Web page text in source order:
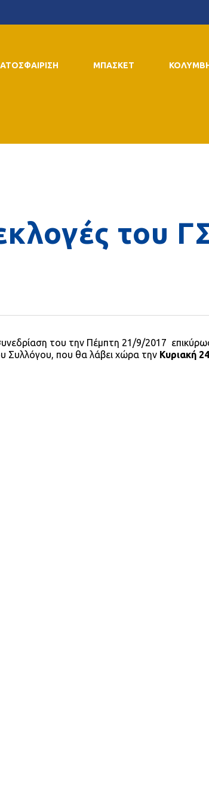
ΜΠΑΣΚΕΤ
του
του την Πέμπτη 21/9/2017
Συλλόγου, που θα λάβει χώρα την Κυριακή